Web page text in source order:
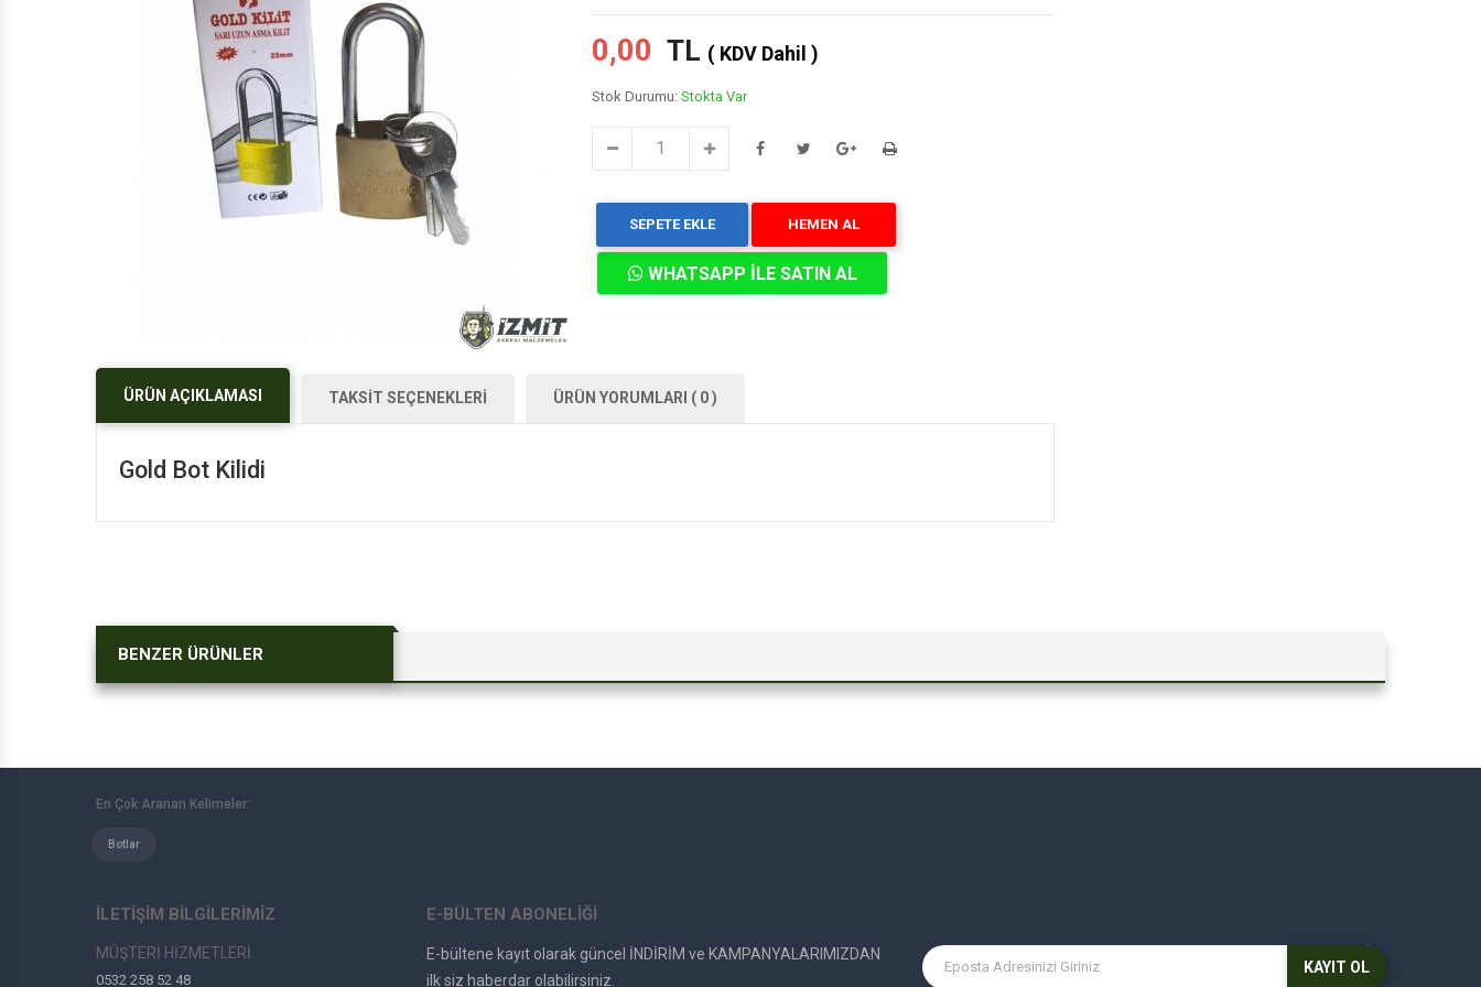
0,00 TL ( KDV Dahil )
Stok Durumu: Stokta Var
SEPETE EKLE HEMEN AL
WHATSAPP İLE SATIN AL
ÜRÜN AÇIKLAMASI TAKSİT SEÇENEKLERİ ÜRÜN YORUMLARI ( 0 )
Gold Bot Kilidi
BENZER ÜRÜNLER
En Çok Aranan Kelimeler:
Botlar
İLETİŞİM BİLGİLERİMİZ
MÜŞTERİ HİZMETLERİ
0532 258 52 48
E-BÜLTEN ABONELİĞİ
E-bültene kayıt olarak güncel İNDİRİM ve KAMPANYALARIMIZDAN
ilk siz haberdar olabilirsiniz.
KAYIT OL